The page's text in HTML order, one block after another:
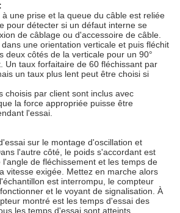
une prise et la queue du câble est reliée
pour détecter si un défaut interne se
de câblage ou d'accessoire de câble.
une orientation verticale et puis fléchit
deux côtés de la verticale pour un 90°
Un taux forfaitaire de 60 fléchissant par
un taux plus lent peut être choisi si
choisis par client sont inclus avec
la force appropriée puisse être
l'essai.
sur le montage d'oscillation et
l'autre côté, le poids s'accordant est
de fléchissement et les temps de
vitesse exigée. Mettez en marche alors
est interrompu, le compteur
et le voyant de signalisation. À
montré est les temps d'essai des
les temps d'essai sont atteints,